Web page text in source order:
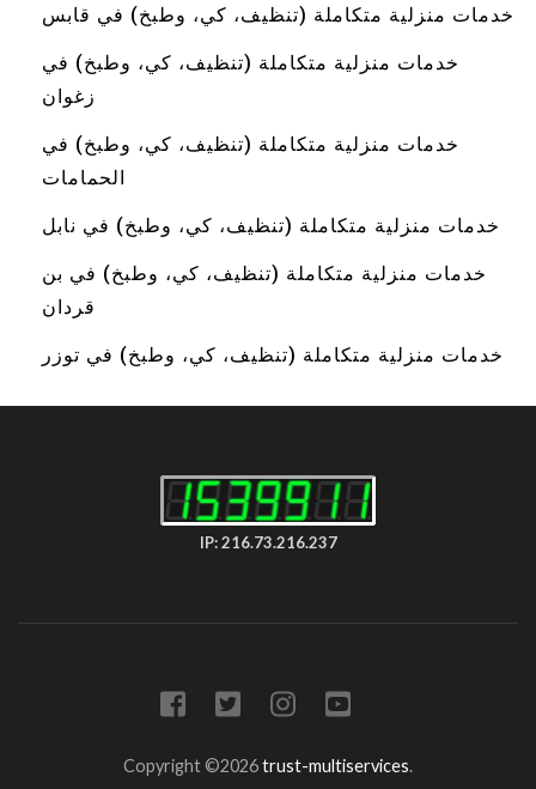
خدمات منزلية متكاملة (تنظيف، كي، وطبخ) في قابس
خدمات منزلية متكاملة (تنظيف، كي، وطبخ) في
زغوان
خدمات منزلية متكاملة (تنظيف، كي، وطبخ) في
الحمامات
خدمات منزلية متكاملة (تنظيف، كي، وطبخ) في نابل
خدمات منزلية متكاملة (تنظيف، كي، وطبخ) في بن
قردان
خدمات منزلية متكاملة (تنظيف، كي، وطبخ) في توزر
IP: 216.73.216.237
Copyright ©2026trust-multiservices.